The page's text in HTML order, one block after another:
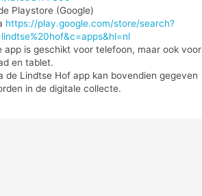
Playstore (Google)
https://play.google.com/store/search?
app is geschikt voor telefoon, maar ook voor
en tablet.
de Lindtse Hof app kan bovendien gegeven
in de digitale collecte.